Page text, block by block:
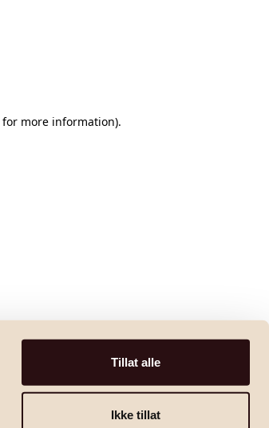
Tillat alle
Ikke tillat
for more information).